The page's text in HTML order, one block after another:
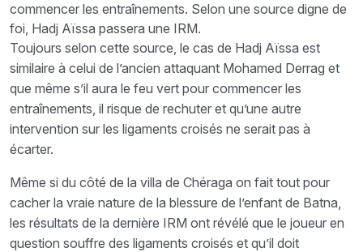
commencer les entraînements. Selon une source digne de
foi, Hadj Aïssa passera une IRM.
Toujours selon cette source, le cas de Hadj Aïssa est
similaire à celui de l’ancien attaquant Mohamed Derrag et
que même s’il aura le feu vert pour commencer les
entraînements, il risque de rechuter et qu’une autre
intervention sur les ligaments croisés ne serait pas à
écarter.
Même si du côté de la villa de Chéraga on fait tout pour
cacher la vraie nature de la blessure de l’enfant de Batna,
les résultats de la dernière IRM ont révélé que le joueur en
question souffre des ligaments croisés et qu’il doit